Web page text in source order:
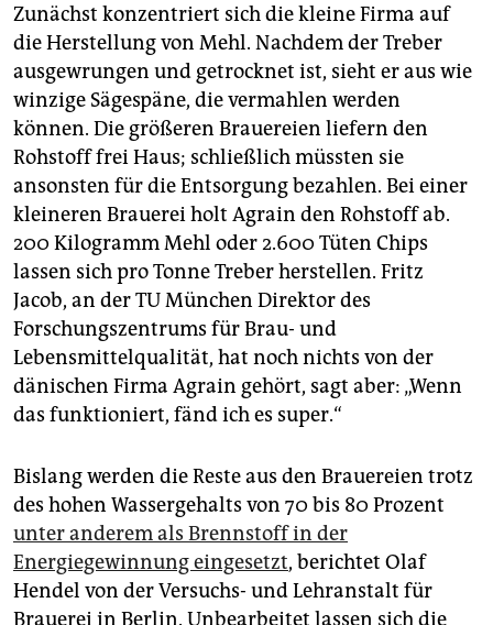
Zunächst konzentriert sich die kleine Firma auf
die Herstellung von Mehl. Nachdem der Treber
ausgewrungen und getrocknet ist, sieht er aus wie
winzige Sägespäne, die vermahlen werden
können. Die größeren Brauereien liefern den
Rohstoff frei Haus; schließlich müssten sie
ansonsten für die Entsorgung bezahlen. Bei einer
kleineren Brauerei holt Agrain den Rohstoff ab.
200 Kilogramm Mehl oder 2.600 Tüten Chips
lassen sich pro Tonne Treber herstellen. Fritz
Jacob, an der TU München Direktor des
Forschungszentrums für Brau- und
Lebensmittelqualität, hat noch nichts von der
dänischen Firma Agrain gehört, sagt aber: „Wenn
das funktioniert, fänd ich es super.“
Bislang werden die Reste aus den Brauereien trotz
des hohen Wassergehalts von 70 bis 80 Prozent
unter anderem als Brennstoff in der
Energiegewinnung eingesetzt, berichtet Olaf
Hendel von der Versuchs- und Lehranstalt für
Brauerei in Berlin. Unbearbeitet lassen sich die